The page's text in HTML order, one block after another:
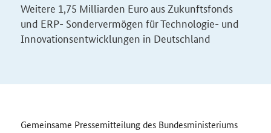
Weitere 1,75 Milliarden Euro aus Zukunftsfonds
und ERP- Sondervermögen für Technologie- und
Innovationsentwicklungen in Deutschland
Gemeinsame Pressemitteilung des Bundesministeriums